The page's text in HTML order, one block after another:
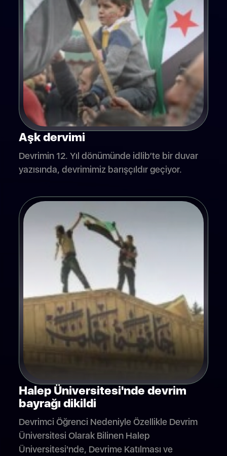
Aşk dervimi
Devrimin 12. Yıl dönümünde idlib’te bir duvar
yazısında, devrimimiz barışçıldır geçiyor.
Halep Üniversitesi'nde devrim
bayrağı dikildi
Devrimci Öğrenci Nedeniyle Özellikle Devrim
Üniversitesi Olarak Bilinen Halep
Üniversitesi'nde, Devrime Katılması ve